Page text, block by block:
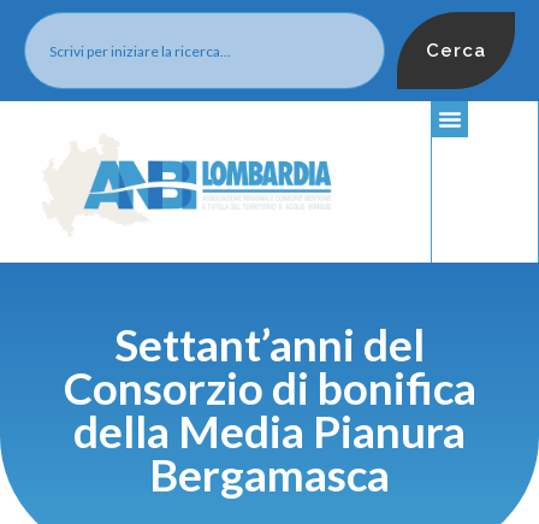
Cerca
Settant’anni del
Consorzio di bonifica
della Media Pianura
Bergamasca